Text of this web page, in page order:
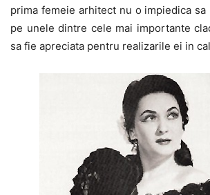
prima femeie arhitect nu o impiedica
pe unele dintre cele mai importante
sa fie apreciata pentru realizarile ei in